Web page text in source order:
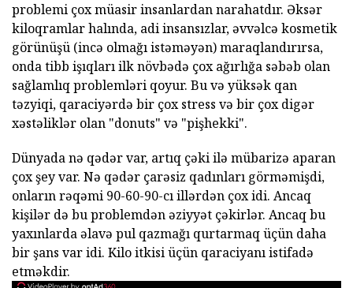
problemi çox müasir insanlardan narahatdır. Əksər
kiloqramlar halında, adi insansızlar, əvvəlcə kosmetik
görünüşü (incə olmağı istəməyən) maraqlandırırsa,
onda tibb işıqları ilk növbədə çox ağırlığa səbəb olan
sağlamlıq problemləri qoyur. Bu və yüksək qan
təzyiqi, qaraciyərdə bir çox stress və bir çox digər
xəstəliklər olan "donuts" və "pişhekki".
Dünyada nə qədər var, artıq çəki ilə mübarizə aparan
çox şey var. Nə qədər çarəsiz qadınları görməmişdi,
onların rəqəmi 90-60-90-cı illərdən çox idi. Ancaq
kişilər də bu problemdən əziyyət çəkirlər. Ancaq bu
yaxınlarda əlavə pul qazmağı qurtarmaq üçün daha
bir şans var idi. Kilo itkisi üçün qaraciyanı istifadə
etməkdir.